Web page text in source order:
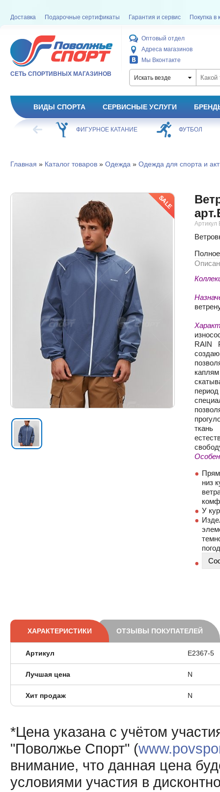
Доставка Подарочные сертификаты Гарантия и сервис Покупка в
СЕТЬ СПОРТИВНЫХ МАГАЗИНОВ
Оптовый отдел
Адреса магазинов
Мы Вконтакте
Искать везде
ВИДЫ СПОРТА СЕРВИСНЫЕ УСЛУГИ
ХОККЕЙ ФИГУРНОЕ КАТАНИЕ ФУТБОЛ
Главная » Каталог товаров» Одежда » Одежда для спорта и
Артикул
RAIN
низ
У
ХАРАКТЕРИСТИКИ ОТЗЫВЫ ПОКУПАТЕЛЕЙ
Артикул E2367-5
Лучшая цена N
Хит продаж N
*Цена указана с учётом
"Поволжье Спорт" (
внимание, что данная цена
условиями участия в